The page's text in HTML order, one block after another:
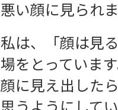
悪い顔に見られ
私は、「顔は見
場をとっていま
顔に見え出した